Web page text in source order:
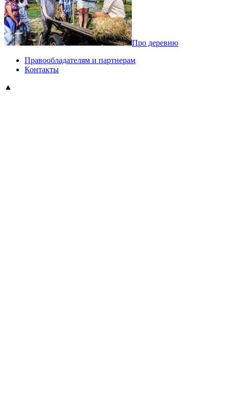
Про деревню
Правообладателям и партнерам
Контакты
▲